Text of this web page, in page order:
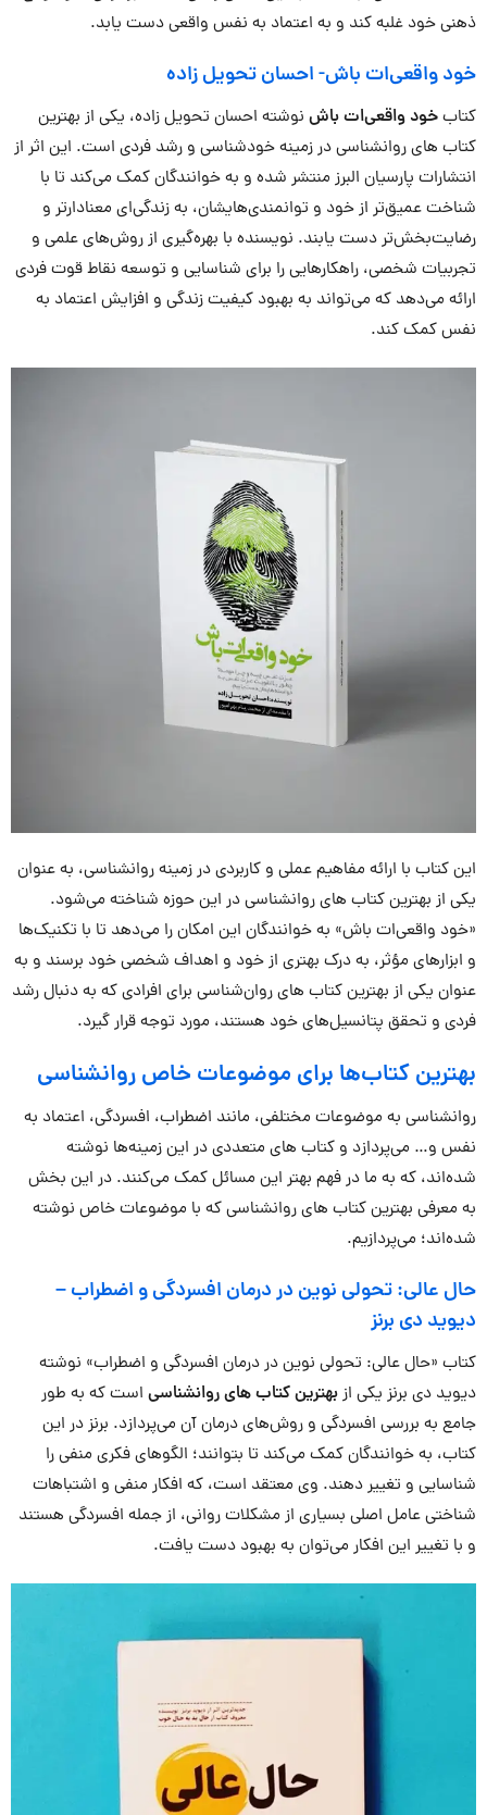
ذهنی خود غلبه کند و به اعتماد به نفس واقعی دست یابد.
خود واقعی‌ات باش- احسان تحویل زاده
کتابخود واقعی‌ات باش نوشته احسان تحویل زاده، یکی از بهترین
کتاب های روانشناسی در زمینه خودشناسی و رشد فردی است. این اثر از
انتشارات پارسیان البرز منتشر شده و به خوانندگان کمک می‌کند تا با
شناخت عمیق‌تر از خود و توانمندی‌هایشان، به زندگی‌ای معنادارتر و
رضایت‌بخش‌تر دست یابند. نویسنده با بهره‌گیری از روش‌های علمی و
تجربیات شخصی، راهکارهایی را برای شناسایی و توسعه نقاط قوت فردی
ارائه می‌دهد که می‌تواند به بهبود کیفیت زندگی و افزایش اعتماد به
نفس کمک کند.
این کتاب با ارائه مفاهیم عملی و کاربردی در زمینه روانشناسی، به عنوان
یکی از بهترین کتاب های روانشناسی در این حوزه شناخته می‌شود.
«خود واقعی‌ات باش» به خوانندگان این امکان را می‌دهد تا با تکنیک‌ها
و ابزارهای مؤثر، به درک بهتری از خود و اهداف شخصی خود برسند و به
عنوان یکی از بهترین کتاب های روان‌شناسی برای افرادی که به دنبال رشد
فردی و تحقق پتانسیل‌های خود هستند، مورد توجه قرار گیرد.
بهترین کتاب‌ها برای موضوعات خاص روانشناسی
روانشناسی به موضوعات مختلفی، مانند اضطراب، افسردگی، اعتماد به
نفس و… می‌پردازد و کتاب های متعددی در این زمینه‌ها نوشته
شده‌اند، که به ما در فهم بهتر این مسائل کمک می‌کنند. در این بخش
به معرفی بهترین کتاب های روانشناسی که با موضوعات خاص نوشته
شده‌اند؛ می‌پردازیم.
حال عالی: تحولی نوین در درمان افسردگی و اضطراب–
دیوید دی برنز
کتاب «حال عالی: تحولی نوین در درمان افسردگی و اضطراب» نوشته
دیوید دی برنز یکی ازبهترین کتاب های روانشناسی است که به طور
جامع به بررسی افسردگی و روش‌های درمان آن می‌پردازد. برنز در این
کتاب، به خوانندگان کمک می‌کند تا بتوانند؛ الگوهای فکری منفی را
شناسایی و تغییر دهند. وی معتقد است، که افکار منفی و اشتباهات
شناختی عامل اصلی بسیاری از مشکلات روانی، از جمله افسردگی هستند
و با تغییر این افکار می‌توان به بهبود دست یافت.